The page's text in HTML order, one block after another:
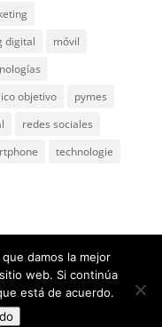
digital
móvil
objetivo
pymes
redes sociales
technologie
618731898 |Mapa
legal
damos la mejor
web. Si continúa
está de acuerdo.